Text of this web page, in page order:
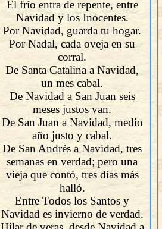
El frío entra de repente, entre
Navidad y los Inocentes.
Por Navidad, guarda tu hogar.
Por Nadal, cada oveja en su
corral.
De Santa Catalina a Navidad,
un mes cabal.
De Navidad a San Juan seis
meses justos van.
De San Juan a Navidad, medio
año justo y cabal.
De San Andrés a Navidad, tres
semanas en verdad; pero una
vieja que contó, tres días más
halló.
Entre Todos los Santos y
Navidad es invierno de verdad.